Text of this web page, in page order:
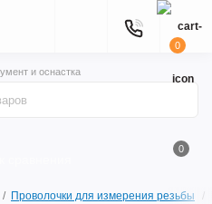
и оснастка
0
0
Проволочки для измерения резьбы